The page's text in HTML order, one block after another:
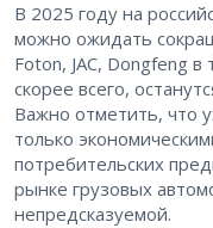
В 2025 году на
можно ожидать
Foton, JAC, Dongfeng
скорее всего,
Важно отметить, что
только
потребительских
рынке грузовых
непредсказуемой.